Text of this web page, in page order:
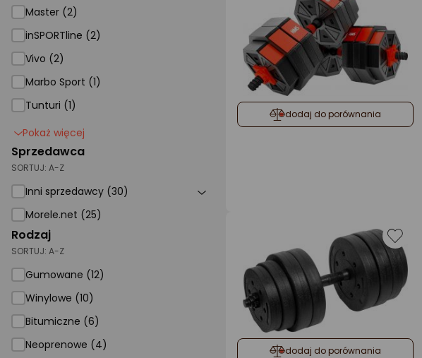
Master (2)
inSPORTline (2)
Vivo (2)
Marbo Sport (1)
Tunturi (1)
Pokaż więcej
Sprzedawca
SORTUJ: A-Z
Inni sprzedawcy (30)
Morele.net (25)
Rodzaj
SORTUJ: A-Z
Gumowane (12)
Winylowe (10)
Bitumiczne (6)
Neoprenowe (4)
dodaj do porównania
dodaj do porównania